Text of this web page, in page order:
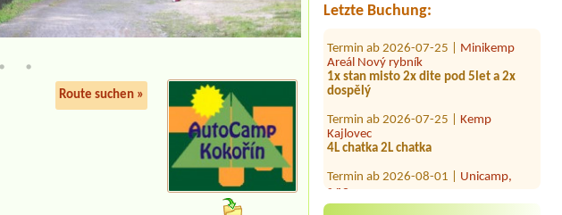
Letzte Buchung:
1x stan misto 2x dite pod 5let a 2x
dospělý
Termin ab 2026-07-25 |
4L chatka 2L chatka
Termin ab 2026-08-01 |
Chatka, dvě osoby ,2xlůžkovina
Route suchen »